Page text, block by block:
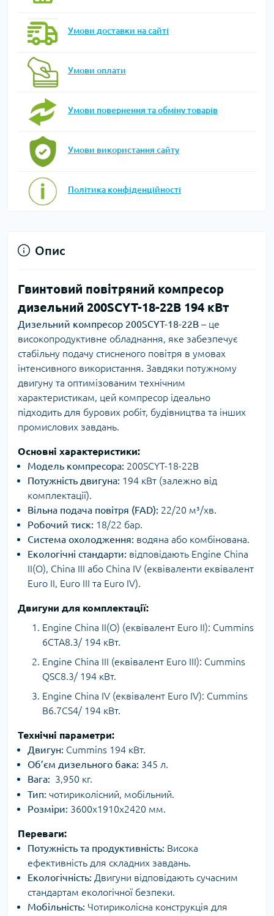
Умови доставки на сайті
Умови оплати
Умови повернення та обміну товарів
Умови використання сайту
Політика конфіденційності
Опис
Гвинтовий повітряний компресор
дизельний 200SCYT-18-22B 194 кВт
Дизельний компресор 200SCYT-18-22B – це
високопродуктивне обладнання, яке забезпечує
стабільну подачу стисненого повітря в умовах
інтенсивного використання. Завдяки потужному
двигуну та оптимізованим технічним
характеристикам, цей компресор ідеально
підходить для бурових робіт, будівництва та інших
промислових завдань.
Основні характеристики:
Модель компресора: 200SCYT-18-22B
Потужність двигуна: 194 кВт (залежно від
комплектації).
Вільна подача повітря (FAD): 22/20 м³/хв.
Робочий тиск: 18/22 бар.
Система охолодження: водяна або комбінована.
Екологічні стандарти: відповідають Engine China
II(O), China III або China IV (еквіваленти еквівалент
Euro II, Euro III та Euro IV).
Двигуни для комплектації:
Engine China II(O) (еквівалент Euro II): Cummins
6CTA8.3/ 194 кВт.
Engine China III (еквівалент Euro III): Cummins
QSC8.3/ 194 кВт.
Engine China IV (еквівалент Euro IV): Cummins
B6.7CS4/ 194 кВт.
Технічні параметри:
Двигун: Cummins 194 кВт.
Об’єм дизельного бака: 345 л.
Вага: 3,950 кг.
Тип: чотириколісний, мобільний.
Розміри: 3600x1910x2420 мм.
Переваги:
Потужність та продуктивність: Висока
ефективність для складних завдань.
Екологічність: Двигуни відповідають сучасним
стандартам екологічної безпеки.
Мобільність: Чотириколісна конструкція для